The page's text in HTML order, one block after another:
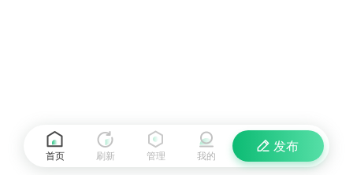
首页 刷新
发布
管理 我的